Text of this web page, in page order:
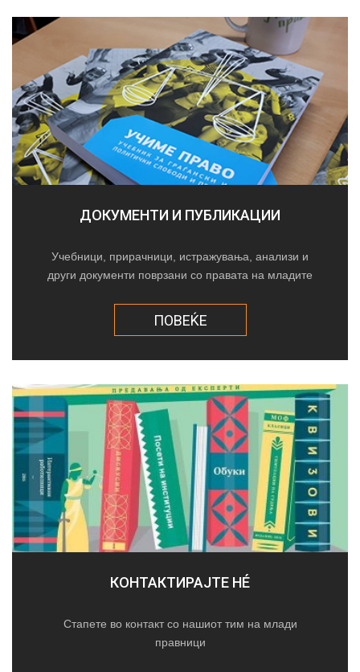
ДОКУМЕНТИ И ПУБЛИКАЦИИ
Учебници, прирачници, истражувања, анализи и
други документи поврзани со правата на младите
ПОВЕЌЕ
КОНТАКТИРАЈТЕ НÉ
Стапете во контакт со нашиот тим на млади
правници